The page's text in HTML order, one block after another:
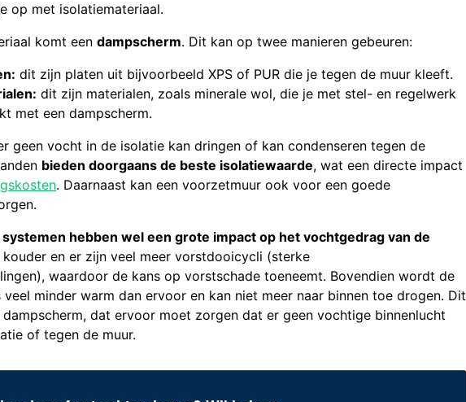
op met isolatiemateriaal.
komt eendampscherm. Dit kan op twee manieren gebeuren:
dit zijn platen uit bijvoorbeeld XPS of PUR die je tegen de muur kleeft.
dit zijn materialen, zoals minerale wol, die je met stel- en regelwerk
met een dampscherm.
geen vocht in de isolatie kan dringen of kan condenseren tegen de
bieden doorgaans de beste isolatiewaarde, wat een directe impact
. Daarnaast kan een voorzetmuur ook voor een goede
hebben wel een grote impact op het vochtgedrag van de
en er zijn veel meer vorstdooicycli (sterke
waardoor de kans op vorstschade toeneemt. Bovendien wordt de
minder warm dan ervoor en kan niet meer naar binnen toe drogen. Dit
dat ervoor moet zorgen dat er geen vochtige binnenlucht
of tegen de muur.